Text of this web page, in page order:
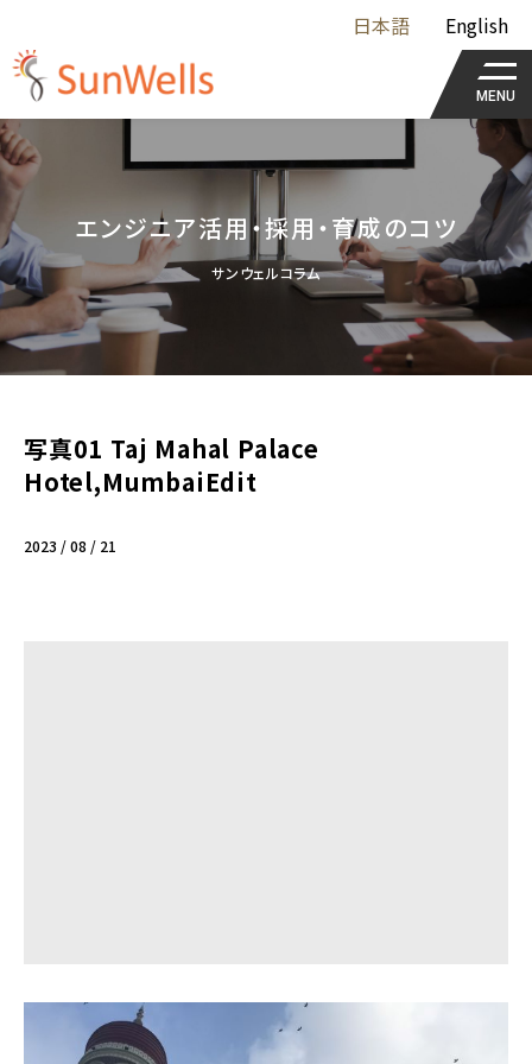
日本語 English
MENU
エンジニア活用・採用・育成のコツ
サンウェルコラム
写真01 Taj Mahal Palace
Hotel,MumbaiEdit
2023 / 08 / 21